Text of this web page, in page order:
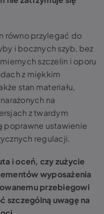
równo przylegać do
i bocznych szyb, bez
szczelin i oporu
z miękkim
stan materiału,
na
z twardym
poprawne ustawienie
regulacji.
i oceń, czy zużycie
wyposażenia
przebiegowi
szczególną uwagę na